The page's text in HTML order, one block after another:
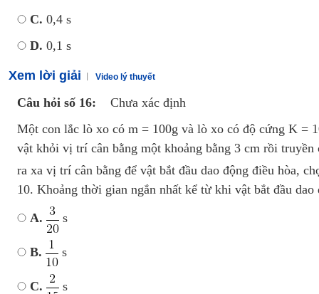
C. 0,4 s
D. 0,1 s
Xem lời giải Video lý thuyết
Câu hỏi số 16:
Chưa xác định
Một con lắc lò xo có m = 100g và lò xo có độ cứng K =
vật khỏi vị trí cân bằng một khoảng bằng 3 cm rồi truyền
ra xa vị trí cân bằng để vật bắt đầu dao động điều hòa,
10. Khoảng thời gian ngắn nhất kể từ khi vật bắt đầu
A. s
B. s
C. s